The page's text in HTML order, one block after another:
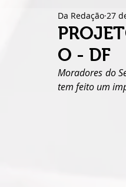
O - DF
Da Redação 27
Moradores do
tem feito um